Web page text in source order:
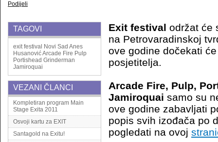
Podijeli
TAGOVI
exit festival Novi Sad Anes
HusanovićArcade Fire Pulp
Portishead Grinderman
Jamiroquai
VEZANI ČLANCI
Kompletiran program Main
Stage Exita 2011
Osvoji kartu za EXIT
Santagold na Exitu!
Exit festival održat će
na Petrovaradinskoj
ove godine dočekati
posjetitelja.
Arcade Fire, Pulp,
Jamiroquai samo su
ove godine zabavljati
popis svih izođača po
pogledati na ovoj